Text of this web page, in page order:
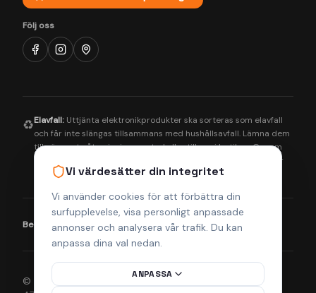
Vi värdesätter din integritet
Vi använder cookies för att förbättra din
surfupplevelse, visa personligt anpassade
annonser och analysera vår trafik. Du kan
anpassa dina val nedan.
ANPASSA
Följ oss
♻️Elavfall: Uttjänta elektronikprodukter ska sorteras som elavfall
och får inte slängas tillsammans med hushållsavfall. Lämna dem
till närmaste återvinningscentral eller till oss i butiken. Genom
korrekt hantering bidrar du till en bättre miljö och säkerställer
att farliga ämnen tas om hand på rätt sätt.
Betalningsmetoder: Visa Mastercard Klarna
© 2026 Helsingborgs Teknikcenter AB (Org.nr 556943-